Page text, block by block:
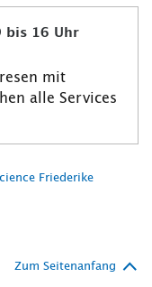
bis 16 Uhr
mit
alle Services
Friederike
Zum Seitenanfang